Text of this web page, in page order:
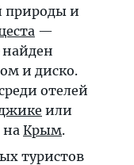
природы и
—
найден
и диско.
отелей
или
на Крым.
туристов